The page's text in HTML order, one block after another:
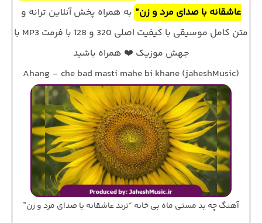
عاشقانه با صدای مرد و زن” به همراه پخش آنلاین ترانه و
متن کامل موسیقی با کیفیت اصلی 320 و 128 با فرمت MP3 با
جهش موزیک ❤️ همراه باشید
Ahang – che bad masti mahe bi khane (jaheshMusic)
آهنگ چه بد مستی ماه بی خانه “ترند عاشقانه با صدای مرد و زن”